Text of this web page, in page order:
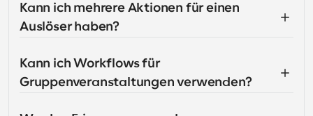
Kann ich mehrere Aktionen für einen
Auslöser haben?
Kann ich Workflows für
Gruppenveranstaltungen verwenden?